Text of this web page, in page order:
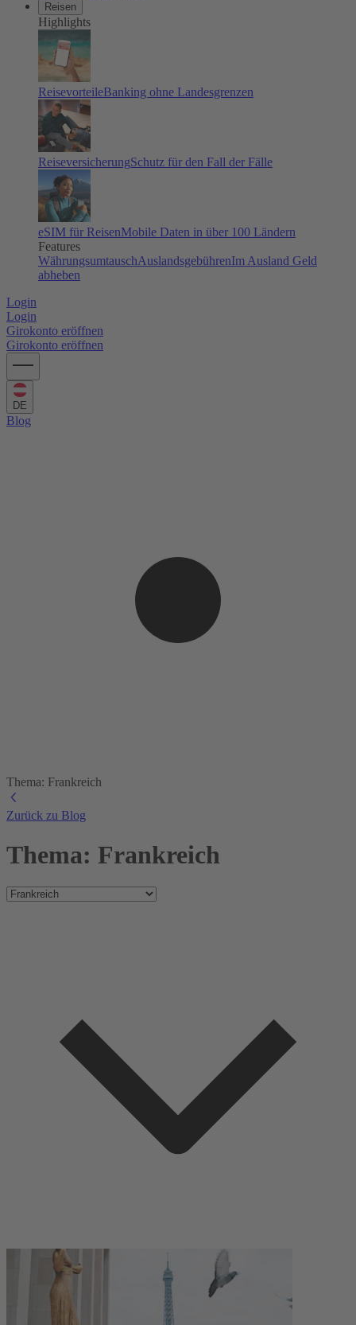
Reisen
Highlights
ReisevorteileBanking ohne Landesgrenzen
ReiseversicherungSchutz für den Fall der Fälle
eSIM für ReisenMobile Daten in über 100 Ländern
Features
WährungsumtauschAuslandsgebührenIm Ausland Geld
abheben
Login
Login
Girokonto eröffnen
Girokonto eröffnen
DE
Blog
Thema: Frankreich
Zurück zu Blog
Thema: Frankreich